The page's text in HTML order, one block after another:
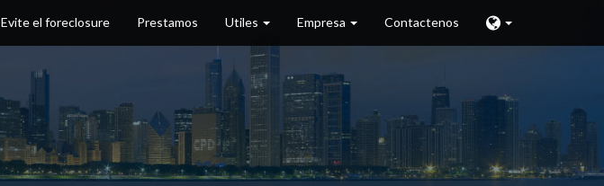
Evite el foreclosure Prestamos Utiles Empresa Contactenos